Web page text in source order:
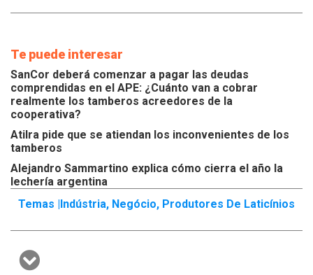
Te puede interesar
SanCor deberá comenzar a pagar las deudas
comprendidas en el APE: ¿Cuánto van a cobrar
realmente los tamberos acreedores de la
cooperativa?
Atilra pide que se atiendan los inconvenientes de los
tamberos
Alejandro Sammartino explica cómo cierra el año la
lechería argentina
Temas |Indústria, Negócio, Produtores De Laticínios